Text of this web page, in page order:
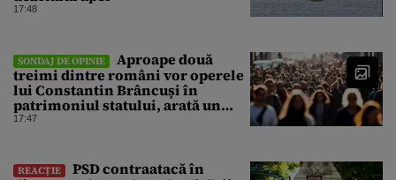
17:48
SONDAJ DE OPINIE
Aproape două
treimi dintre români vor operele
lui Constantin Brâncuși în
patrimoniul statului, arată un
sondaj
17:47
REACȚIE
PSD contraatacă în